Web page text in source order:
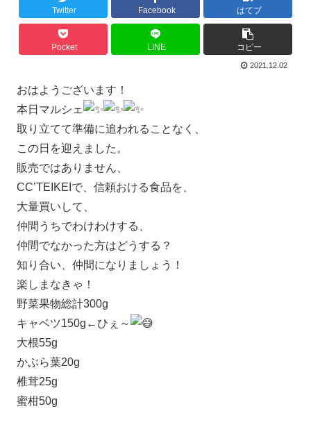
Twitter Facebook はてブ
Pocket LINE コピー
2021.12.02
おはようございます！
本日マルシェ
取り立てて準備に追われることなく、
この日を迎えました。
販売ではありません、
CC’TEIKEIで、信頼おける食品を、
大量買いして、
仲間うちでわけわけする、
仲間でなかった方はどうする？
知り合い、仲間になりましょう！
楽しまなきゃ！
野菜果物総計300g
キャベツ150g←ひぇ～
大根55g
かぶら葉20g
椎茸25g
蜜柑50g